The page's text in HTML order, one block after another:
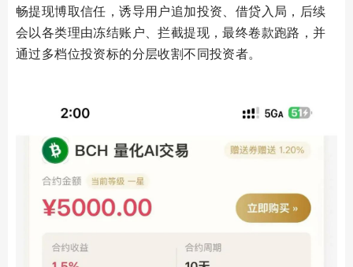
畅提现博取信任，诱导用户追加投资、借贷入局，后续
会以各类理由冻结账户、拦截提现，最终卷款跑路，并
通过多档位投资标的分层收割不同投资者。